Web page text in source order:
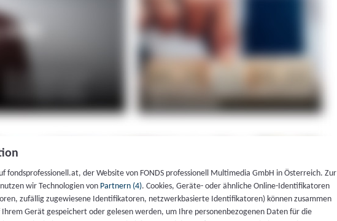
fondsprofessionell.at, der Website von FONDS professionell Multimedia GmbH in Österreich. Zur
wir Technologien von Partnern (4). Cookies, Geräte- oder ähnliche Online-Identifikatoren
zufällig zugewiesene Identifikatoren, netzwerkbasierte Identifikatoren) können zusammen
Gerät gespeichert oder gelesen werden, um Ihre personenbezogenen Daten für die